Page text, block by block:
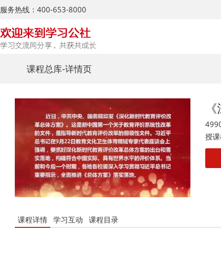
服务热线：400-653-8000
课程总库-详情页
授
课程详情 学习互动 课程目录